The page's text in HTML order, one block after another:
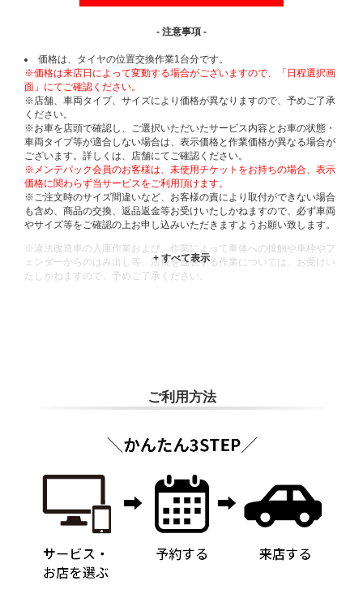
- 注意事項 -
価格は、タイヤの位置交換作業1台分です。
※価格は来店日によって変動する場合がございますので、「日程選択画
面」にてご確認ください。
※店舗、車両タイプ、サイズにより価格が異なりますので、予めご了承
ください。
※お車を店頭で確認し、ご選択いただいたサービス内容とお車の状態・
車両タイプ等が適合しない場合は、表示価格と作業価格が異なる場合が
ございます。詳しくは、店舗にてご確認ください。
※メンテパック会員のお客様は、未使用チケットをお持ちの場合、表示
価格に関わらず当サービスをご利用頂けます。
※ご注文時のサイズ間違いなど、お客様の責により取付ができない場合
も含め、商品の交換、返品返金等お受けいたしかねますので、必ず車両
やサイズ等をご確認の上お申し込みいただきますようお願い致します。
※違法改造車の入庫作業および、作業によって車体への接触や車枠やフ
ェンダーからのはみ出し等、法規を逸脱する作業については、お受けい
たしかねますので、予めご了承ください。
ご利用方法